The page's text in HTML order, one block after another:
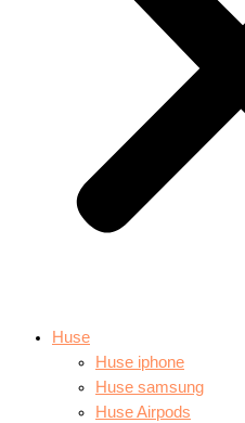
Huse
Huse iphone
Huse samsung
Huse Airpods